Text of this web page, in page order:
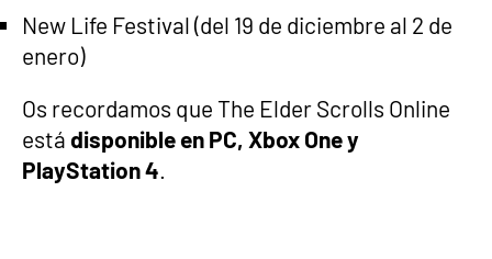
New Life Festival (del 19 de diciembre al 2 de
enero)
Os recordamos que The Elder Scrolls Online
está disponible en PC, Xbox One y
PlayStation 4.